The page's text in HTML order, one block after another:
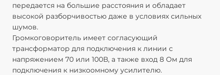
передается на большие расстояния и обладает
высокой разборчивостью даже в условиях сильных
шумов.
Громкоговоритель имеет согласующий
трансформатор для подключения к линии с
напряжением 70 или 100В, а также вход 8 Ом для
подключения к низкоомному усилителю.